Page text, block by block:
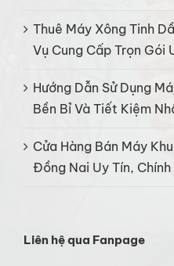
Thuê Máy Xông Tinh
Vụ Cung Cấp Trọn Gói
Hướng Dẫn Sử Dụng
Bền Bỉ Và Tiết Kiệm
Cửa Hàng Bán Máy
Đồng Nai Uy Tín, Chính
Liên hệ qua Fanpage